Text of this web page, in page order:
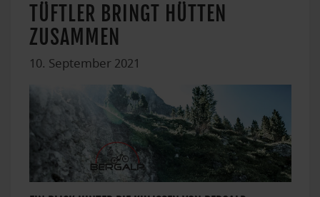
TÜFTLER BRINGT HÜTTEN
ZUSAMMEN
10. September 2021